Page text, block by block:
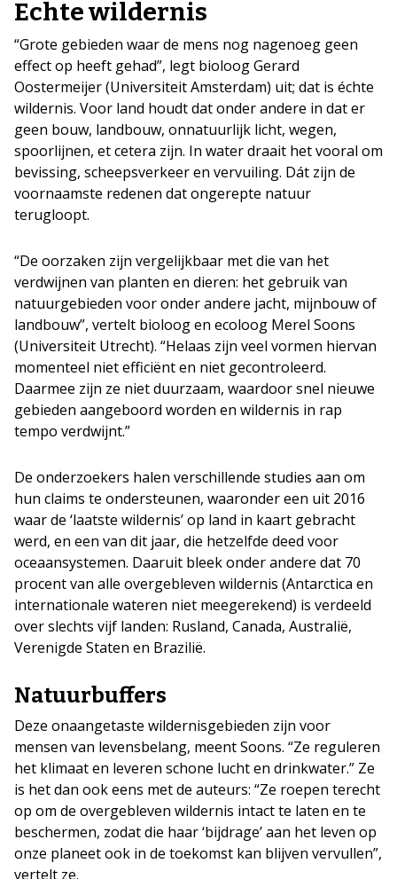
Echte wildernis
“Grote gebieden waar de mens nog nagenoeg geen
effect op heeft gehad”, legt bioloog Gerard
Oostermeijer (Universiteit Amsterdam) uit; dat is échte
wildernis. Voor land houdt dat onder andere in dat er
geen bouw, landbouw, onnatuurlijk licht, wegen,
spoorlijnen, et cetera zijn. In water draait het vooral om
bevissing, scheepsverkeer en vervuiling. Dát zijn de
voornaamste redenen dat ongerepte natuur
terugloopt.
“De oorzaken zijn vergelijkbaar met die van het
verdwijnen van planten en dieren: het gebruik van
natuurgebieden voor onder andere jacht, mijnbouw of
landbouw”, vertelt bioloog en ecoloog Merel Soons
(Universiteit Utrecht). “Helaas zijn veel vormen hiervan
momenteel niet efficiënt en niet gecontroleerd.
Daarmee zijn ze niet duurzaam, waardoor snel nieuwe
gebieden aangeboord worden en wildernis in rap
tempo verdwijnt.”
De onderzoekers halen verschillende studies aan om
hun claims te ondersteunen, waaronder een uit 2016
waar de ‘laatste wildernis’ op land in kaart gebracht
werd, en een van dit jaar, die hetzelfde deed voor
oceaansystemen. Daaruit bleek onder andere dat 70
procent van alle overgebleven wildernis (Antarctica en
internationale wateren niet meegerekend) is verdeeld
over slechts vijf landen: Rusland, Canada, Australië,
Verenigde Staten en Brazilië.
Natuurbuffers
Deze onaangetaste wildernisgebieden zijn voor
mensen van levensbelang, meent Soons. “Ze reguleren
het klimaat en leveren schone lucht en drinkwater.” Ze
is het dan ook eens met de auteurs: “Ze roepen terecht
op om de overgebleven wildernis intact te laten en te
beschermen, zodat die haar ‘bijdrage’ aan het leven op
onze planeet ook in de toekomst kan blijven vervullen”,
vertelt ze.